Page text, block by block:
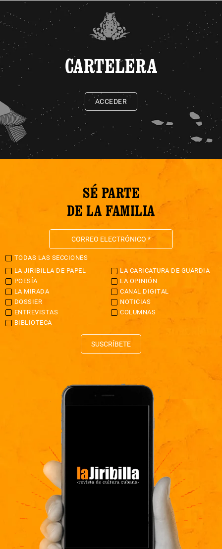
CARTELERA
ACCEDER
SÉ PARTE
DE LA FAMILIA
TODAS LAS SECCIONES
LA JIRIBILLA DE PAPEL
LA CARICATURA DE GUARDIA
POESÍA
LA OPINIÓN
LA MIRADA
CANAL DIGITAL
DOSSIER
NOTICIAS
ENTREVISTAS
COLUMNAS
BIBLIOTECA
SUSCRÍBETE